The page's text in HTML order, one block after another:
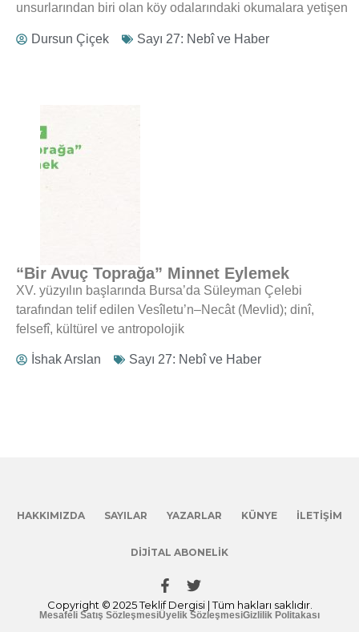
unsurlarından biri olan köy odalarındaki okumalara yetişen
Dursun Çiçek Sayı 27: Nebî ve Haber
“Bir Avuç Toprağa” Minnet Eylemek
XV. yüzyılın başlarında Bursa’da Süleyman Çelebi
tarafından telif edilen Vesîletu’n–Necât (Mevlid); dinî,
felsefî, kültürel ve antropolojik
İshak Arslan Sayı 27: Nebî ve Haber
HAKKIMIZDA SAYILAR YAZARLAR KÜNYE İLETIŞIM
DIJITAL ABONELIK
Copyright © 2025 Teklif Dergisi | Tüm hakları saklıdır.
Mesafeli Satış SözleşmesiÜyelik SözleşmesiGizlilik Politakası